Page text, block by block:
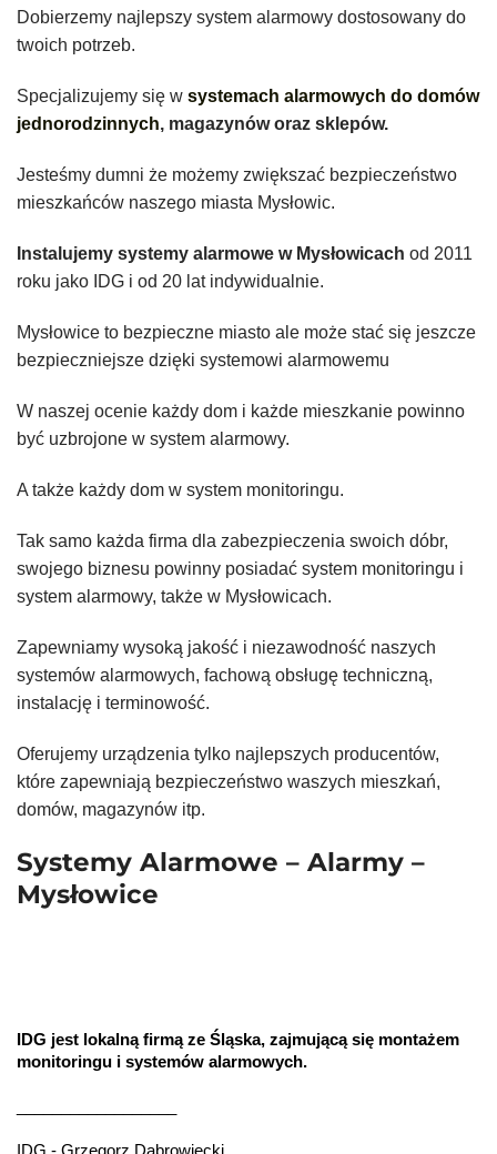
Dobierzemy najlepszy system alarmowy dostosowany do
twoich potrzeb.
Specjalizujemy się w systemach alarmowych do domów
jednorodzinnych, magazynów oraz sklepów.
Jesteśmy dumni że możemy zwiększać bezpieczeństwo
mieszkańców naszego miasta Mysłowic.
Instalujemy systemy alarmowe w Mysłowicach od 2011
roku jako IDG i od 20 lat indywidualnie.
Mysłowice to bezpieczne miasto ale może stać się jeszcze
bezpieczniejsze dzięki systemowi alarmowemu
W naszej ocenie każdy dom i każde mieszkanie powinno
być uzbrojone w system alarmowy.
A także każdy dom w system monitoringu.
Tak samo każda firma dla zabezpieczenia swoich dóbr,
swojego biznesu powinny posiadać system monitoringu i
system alarmowy, także w Mysłowicach.
Zapewniamy wysoką jakość i niezawodność naszych
systemów alarmowych, fachową obsługę techniczną,
instalację i terminowość.
Oferujemy urządzenia tylko najlepszych producentów,
które zapewniają bezpieczeństwo waszych mieszkań,
domów, magazynów itp.
Systemy Alarmowe – Alarmy –
Mysłowice
IDG jest lokalną firmą ze Śląska, zajmującą się montażem
monitoringu i systemów alarmowych.
IDG - Grzegorz Dąbrowiecki